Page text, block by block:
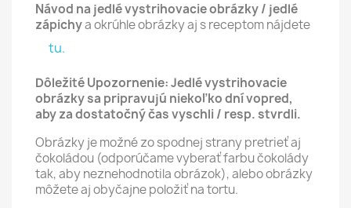
Návod na jedlé vystrihovacie obrázky / jedlé
zápichya okrúhle obrázky aj s receptom nájdete
tu.
Dôležité Upozornenie: Jedlé vystrihovacie
obrázky sa pripravujú niekoľko dní vopred,
aby za dostatočný čas vyschli / resp. stvrdli.
Obrázky je možné zo spodnej strany pretrieť aj
čokoládou (odporúčame vyberať farbu čokolády
tak, aby neznehodnotila obrázok), alebo obrázky
môžete aj obyčajne položiť na tortu.